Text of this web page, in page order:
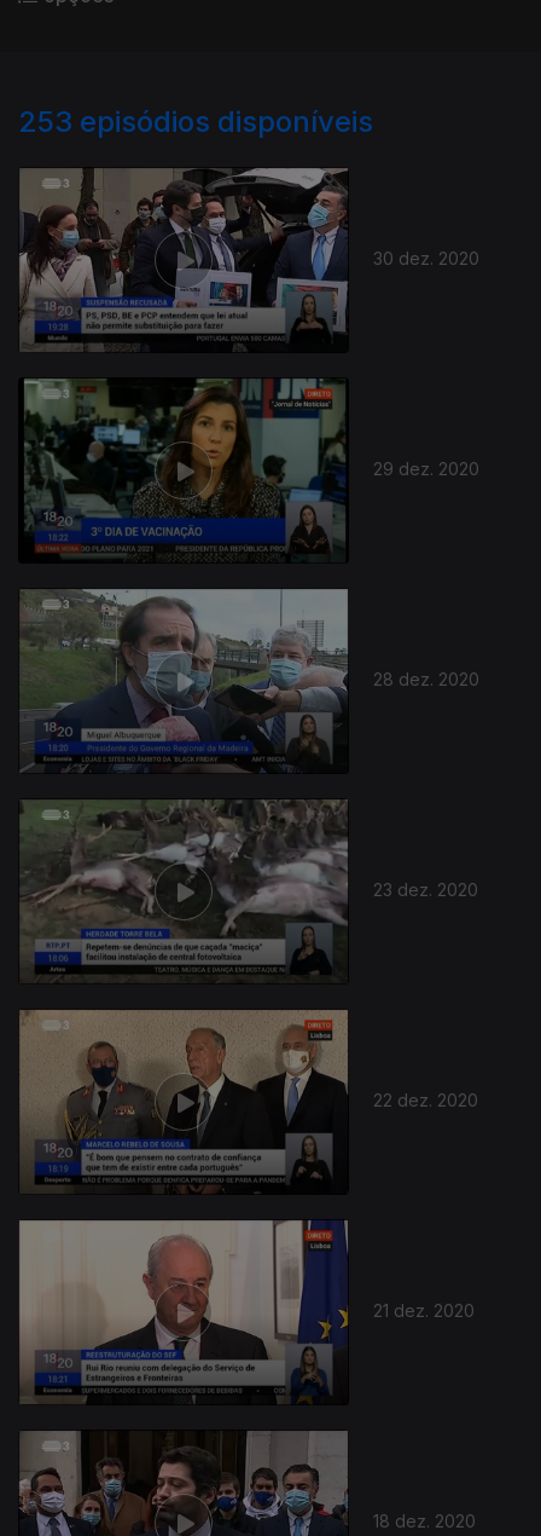
253 episódios disponíveis
30 dez. 2020
29 dez. 2020
28 dez. 2020
23 dez. 2020
22 dez. 2020
21 dez. 2020
18 dez. 2020